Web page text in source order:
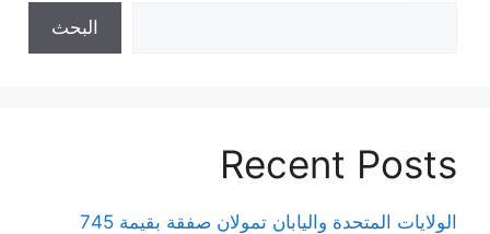
البحث
Recent Posts
الولايات المتحدة واليابان تمولان صفقة بقيمة 745